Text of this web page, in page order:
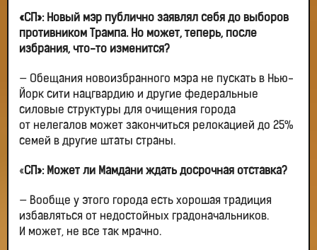
«СП»: Новый мэр публично заявлял себя до выборов
противником Трампа. Но может, теперь, после
избрания, что-то изменится?
— Обещания новоизбранного мэра не пускать в Нью-
Йорк сити нацгвардию и другие федеральные
силовые структуры для очищения города
от нелегалов может закончиться релокацией до 25%
семей в другие штаты страны.
«СП»: Может ли Мамдани ждать досрочная отставка?
— Вообще у этого города есть хорошая традиция
избавляться от недостойных градоначальников.
И может, не все так мрачно.